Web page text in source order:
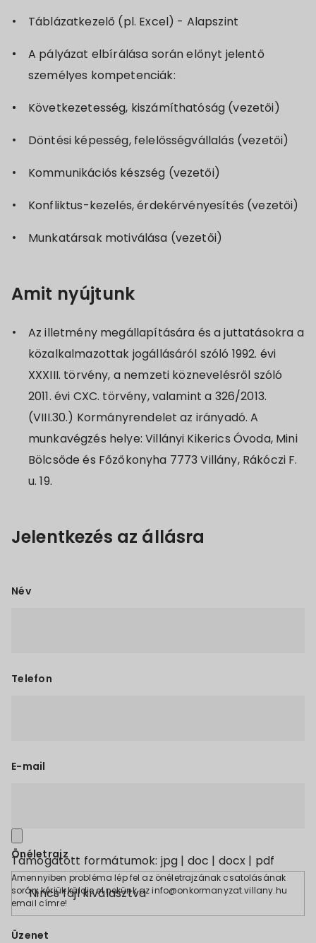
Táblázatkezelő (pl. Excel) - Alapszint
A pályázat elbírálása során előnyt jelentő
személyes kompetenciák:
Következetesség, kiszámíthatóság (vezetői)
Döntési képesség, felelősségvállalás (vezetői)
Kommunikációs készség (vezetői)
Konfliktus-kezelés, érdekérvényesítés (vezetői)
Munkatársak motiválása (vezetői)
Amit nyújtunk
Az illetmény megállapítására és a juttatásokra a
közalkalmazottak jogállásáról szóló 1992. évi
XXXIII. törvény, a nemzeti köznevelésről szóló
2011. évi CXC. törvény, valamint a 326/2013.
(VIII.30.) Kormányrendelet az irányadó. A
munkavégzés helye: Villányi Kikerics Óvoda, Mini
Bölcsőde és Főzőkonyha 7773 Villány, Rákóczi F.
u. 19.
Jelentkezés az állásra
Név
Telefon
E-mail
Támogatott formátumok: jpg | doc | docx | pdf
Nincs fájl kiválasztva
Önéletrajz
Amennyiben probléma lép fel az önéletrajzának csatolásának
során, kérjük küldje el nekünk az info@onkormanyzat.villany.hu
email címre!
Üzenet